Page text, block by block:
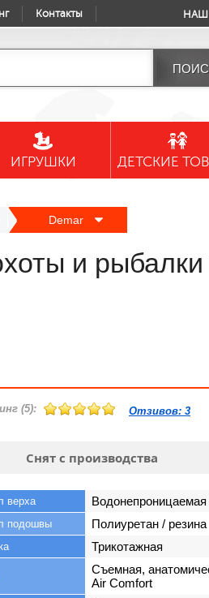
Контакты НАШ
ИГРУШКИ ДЕТСКИЕ
Demar
и
(5): Отзивов: 3
Снят с производства
верха
подошвы Полиуретан / резина
Трикотажная
Съемная,
Air Comfort